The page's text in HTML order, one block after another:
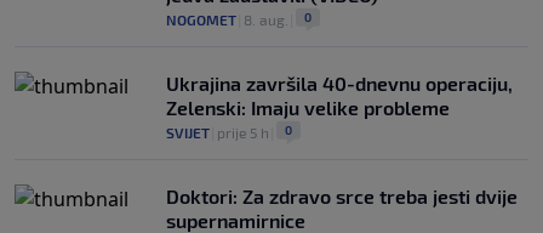
NOGOMET 8. aug. 0
Ukrajina završila 40-dnevnu operaciju,
Zelenski: Imaju velike probleme
SVIJET prije 5 h 0
Doktori: Za zdravo srce treba jesti dvije
supernamirnice